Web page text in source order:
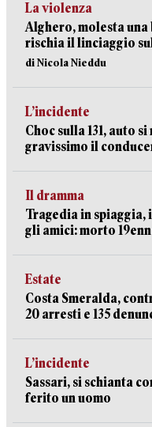
La violenza
Alghero, molesta una
rischia il linciaggio
di Nicola Nieddu
L’incidente
Choc sulla 131, auto
gravissimo il
Il dramma
Tragedia in spiaggia,
gli amici: morto
Estate
Costa Smeralda,
20 arresti e 135
L’incidente
Sassari, si schianta
ferito un uomo